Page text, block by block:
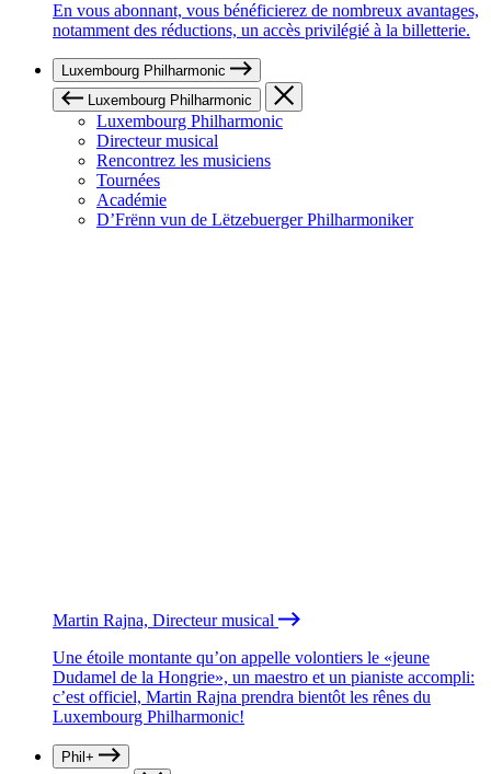
En vous abonnant, vous bénéficierez de nombreux avantages,
notamment des réductions, un accès privilégié à la billetterie.
Luxembourg Philharmonic
Luxembourg Philharmonic
Luxembourg Philharmonic
Directeur musical
Rencontrez les musiciens
Tournées
Académie
D’Frënn vun de Lëtzebuerger Philharmoniker
Martin Rajna, Directeur musical
Une étoile montante qu’on appelle volontiers le «jeune
Dudamel de la Hongrie», un maestro et un pianiste accompli:
c’est officiel, Martin Rajna prendra bientôt les rênes du
Luxembourg Philharmonic!
Phil+